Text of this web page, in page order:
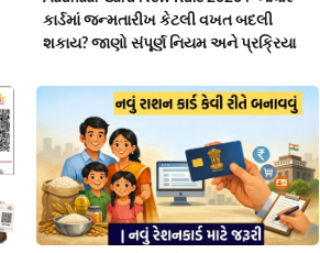
કાર્ડમાં જન્મતારીખ કેટલી વખત બદલી
શકાય? જાણો સંપૂર્ણ નિયમ અને પ્રક્રિયા